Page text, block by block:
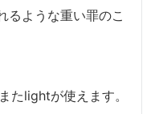
るような重い罪のこ
たlightが使えます。